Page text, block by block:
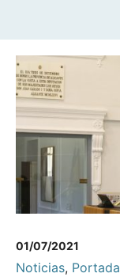
01/07/2021
Noticias, Portada